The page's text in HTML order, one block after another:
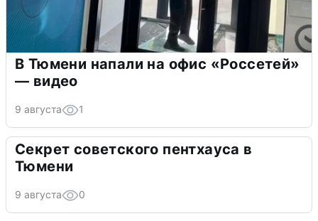
В Тюмени напали на офис «Россетей»
— видео
9 августа 1
Секрет советского пентхауса в
Тюмени
9 августа 0